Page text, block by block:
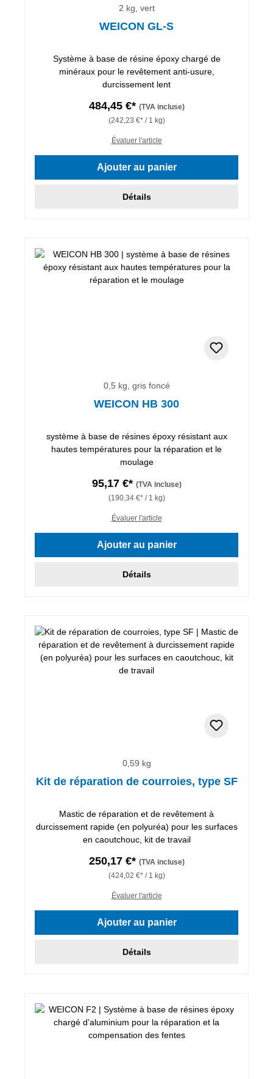
2 kg, vert
WEICON GL-S
Système à base de résine époxy chargé de
minéraux pour le revêtement anti-usure,
durcissement lent
484,45 €* (TVA incluse)
(242,23 €* / 1 kg)
Évaluer l'article
Ajouter au panier
Détails
0,5 kg, gris foncé
WEICON HB 300
système à base de résines époxy résistant aux
hautes températures pour la réparation et le
moulage
95,17 €* (TVA incluse)
(190,34 €* / 1 kg)
Évaluer l'article
Ajouter au panier
Détails
0,59 kg
Kit de réparation de courroies, type SF
Mastic de réparation et de revêtement à
durcissement rapide (en polyuréa) pour les surfaces
en caoutchouc, kit de travail
250,17 €* (TVA incluse)
(424,02 €* / 1 kg)
Évaluer l'article
Ajouter au panier
Détails